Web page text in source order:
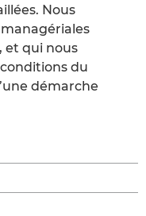
Nous
et qui nous
du
démarche